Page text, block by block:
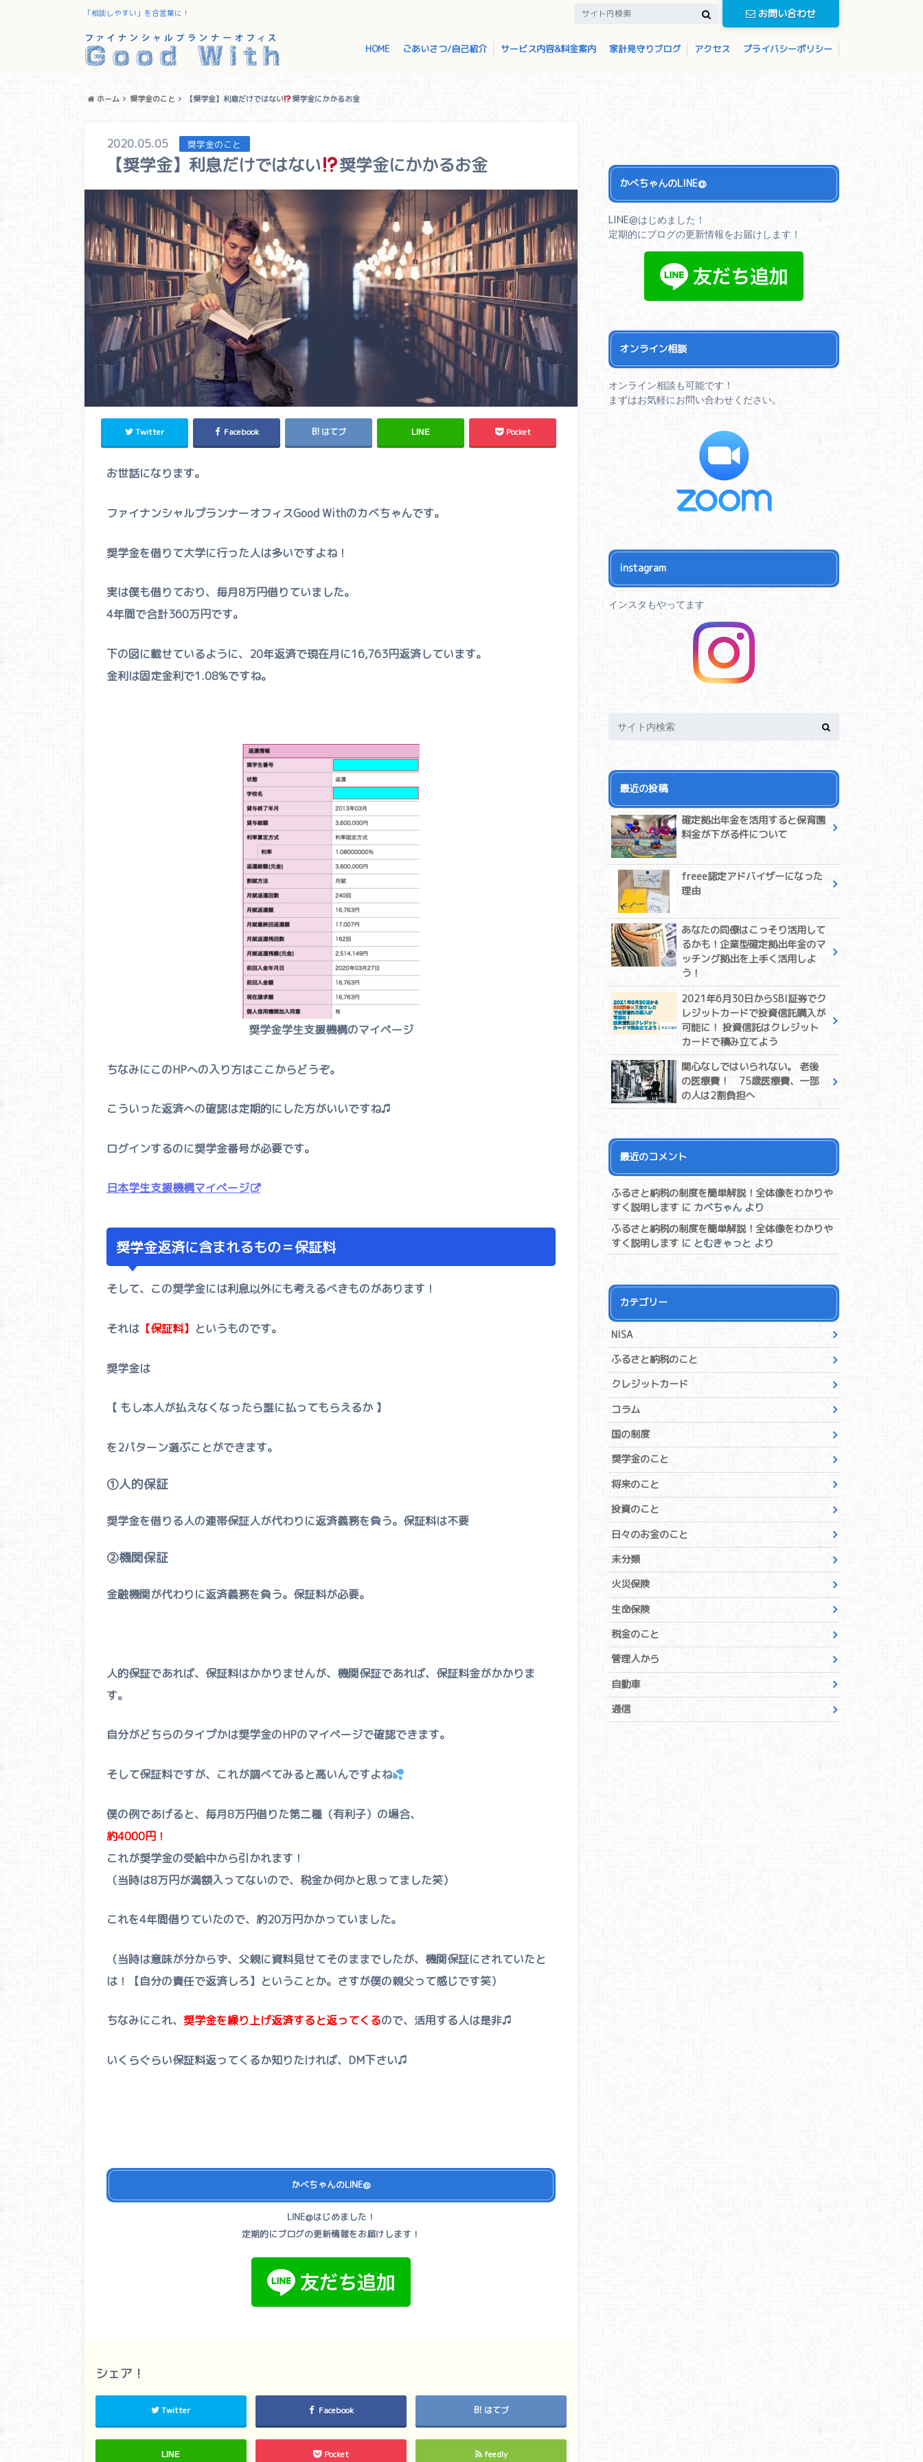
「相談しやすい」を合言葉に！ お問い合わせ
HOME ごあいさつ/自己紹介 サービス内容&料金案内 家計見守りブログ アクセス プライバシーポリシー
ホーム 奨学金のこと 【奨学金】利息だけではない 奨学金にかかるお金
2020.05.05 奨学金のこと
【奨学金】利息だけではない 奨学金にかかるお金
Twitter Facebook はてブ LINE Pocket
お世話になります。
ファイナンシャルプランナーオフィスGood Withのカベちゃんです。
奨学金を借りて大学に行った人は多いですよね！
実は僕も借りており、毎月8万円借りていました。
4年間で合計360万円です。
下の図に載せているように、20年返済で現在月に16,763円返済しています。
金利は固定金利で1.08%ですね。
奨学金学生支援機構のマイページ
ちなみにこのHPへの入り方はここからどうぞ。
こういった返済への確認は定期的にした方がいいですね♫
ログインするのに奨学金番号が必要です。
日本学生支援機構マイページ
奨学金返済に含まれるもの＝保証料
そして、この奨学金には利息以外にも考えるべきものがあります！
それは 【保証料】 というものです。
奨学金は
【 もし本人が払えなくなったら誰に払ってもらえるか 】
を2パターン選ぶことができます。
①人的保証
奨学金を借りる人の連帯保証人が代わりに返済義務を負う。保証料は不要
②機関保証
金融機関が代わりに返済義務を負う。保証料が必要。
人的保証であれば、保証料はかかりませんが、機関保証であれば、保証料金がかかりま
す。
自分がどちらのタイプかは奨学金のHPのマイページで確認できます。
そして保証料ですが、これが調べてみると高いんですよね
僕の例であげると、毎月8万円借りた第二種（有利子）の場合、
約4000円！
これが奨学金の受給中から引かれます！
（当時は8万円が満額入ってないので、税金か何かと思ってました笑）
これを4年間借りていたので、約20万円かかっていました。
（当時は意味が分からず、父親に資料見せてそのままでしたが、機関保証にされていたと
は！【自分の責任で返済しろ】ということか。さすが僕の親父って感じです笑）
ちなみにこれ、 奨学金を繰り上げ返済すると返ってくるので、活用する人は是非♫
いくらぐらい保証料返ってくるか知りたければ、DM下さい♫
かべちゃんのLINE@
LINE@はじめました！
定期的にブログの更新情報をお届けします！
シェア！
Twitter Facebook はてブ
LINE Pocket feedly
かべちゃんのLINE@
LINE@はじめました！
定期的にブログの更新情報をお届けします！
オンライン相談
オンライン相談も可能です！
まずはお気軽にお問い合わせください。
instagram
インスタもやってます
最近の投稿
確定拠出年金を活用すると保育園
料金が下がる件について
freee認定アドバイザーになった
理由
あなたの同僚はこっそり活用して
るかも！企業型確定拠出年金のマ
ッチング拠出を上手く活用しよ
う！
2021年6月30日からSBI証券でク
レジットカードで投資信託購入が
可能に！ 投資信託はクレジット
カードで積み立てよう
関心なしではいられない。 老後
の医療費！ 75歳医療費、一部
の人は2割負担へ
最近のコメント
ふるさと納税の制度を簡単解説！全体像をわかりや
すく説明します に カベちゃん より
ふるさと納税の制度を簡単解説！全体像をわかりや
すく説明します に とむきゃっと より
カテゴリー
NISA
ふるさと納税のこと
クレジットカード
コラム
国の制度
奨学金のこと
将来のこと
投資のこと
日々のお金のこと
未分類
火災保険
生命保険
税金のこと
管理人から
自動車
通信